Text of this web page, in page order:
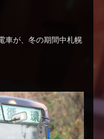
車が、冬の期間中札幌